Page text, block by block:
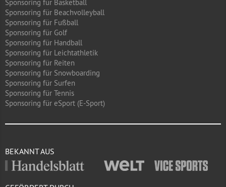
Sponsoring für Basketball
Sponsoring für Beachvolleyball
Sponsoring für Fußball
Sponsoring für Golf
Sponsoring für Handball
Sponsoring für Leichtathletik
Sponsoring für Reiten
Sponsoring für Snowboarding
Sponsoring für Surfen
Sponsoring für Tennis
Sponsoring für eSport (E-Sport)
BEKANNT AUS